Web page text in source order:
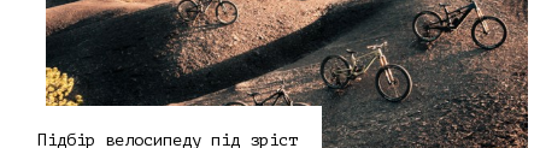
Підбір велосипеду під зріст